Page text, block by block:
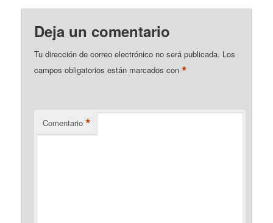
Deja un comentario
Tu dirección de correo electrónico no será publicada. Los
campos obligatorios están marcados con*
Comentario *